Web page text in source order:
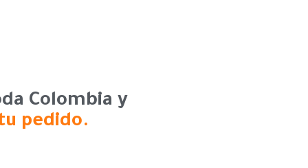
Colombia y
pedido.